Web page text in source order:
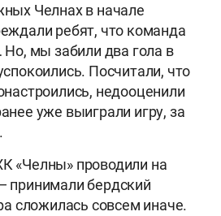
Челнах в начале
ребят, что команда
мы забили два гола в
Посчитали, что
недооценили
уже выиграли игру, за
«Челны» проводили на
принимали бердский
сложилась совсем иначе.